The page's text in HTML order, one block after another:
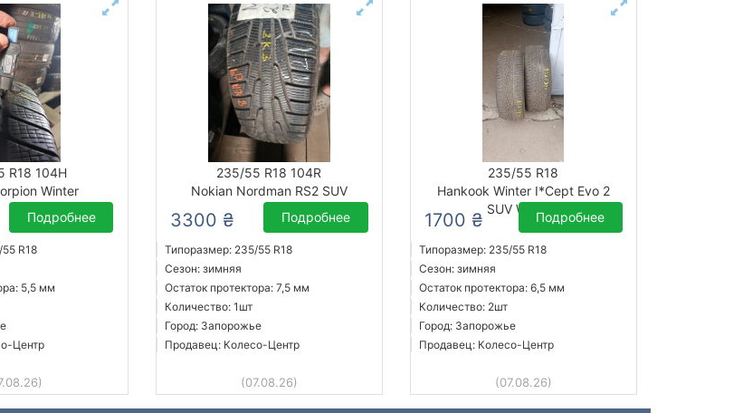
R18 104H
Winter
Подробнее
R18
5,5 мм
Центр
235/55 R18 104R
Nokian Nordman RS2 SUV
3300 ₴ Подробнее
Типоразмер: 235/55 R18
Сезон: зимняя
Остаток протектора: 7,5 мм
Количество: 1шт
Город: Запорожье
Продавец: Колесо-Центр
(07.08.26)
235/55 R18
Hankook Winter I*Cept Evo 2
SUV W320A
1700 ₴ Подробнее
Типоразмер: 235/55 R18
Сезон: зимняя
Остаток протектора: 6,5 мм
Количество: 2шт
Город: Запорожье
Продавец: Колесо-Центр
(07.08.26)